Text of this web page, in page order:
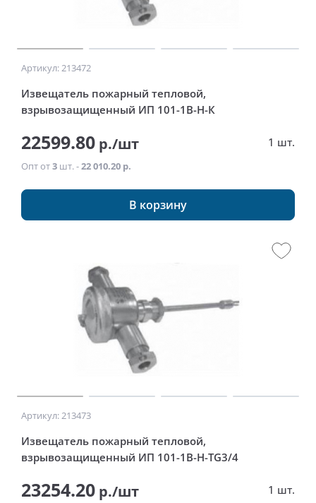
Артикул: 213472
Извещатель пожарный тепловой,
взрывозащищенный ИП 101-1В-Н-К
22599.80 р./шт 1 шт.
Опт от3 шт. -22 010.20 р.
В корзину
Артикул: 213473
Извещатель пожарный тепловой,
взрывозащищенный ИП 101-1В-Н-ТG3/4
23254.20 р./шт 1 шт.